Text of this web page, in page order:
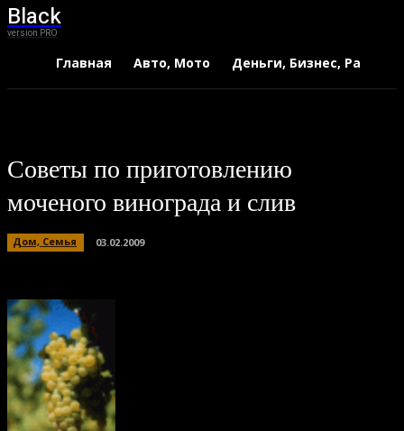
Black
version PRO
Главная Авто, Мото Деньги, Бизнес, Работа
Советы по приготовлению
моченого винограда и слив
Дом, Семья 03.02.2009